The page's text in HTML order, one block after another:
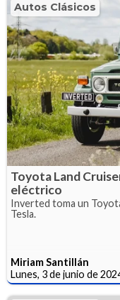
Autos Clásicos
Toyota Land
eléctrico
Inverted toma un
Tesla.
Miriam Santillán
Lunes, 3 de junio de